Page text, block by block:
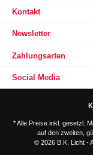
Kontakt
Newsletter
Zahlungsarten
Social Media
* Alle Preise inkl. gesetzl.
auf den zweiten,
© 2026 B.K. Licht -